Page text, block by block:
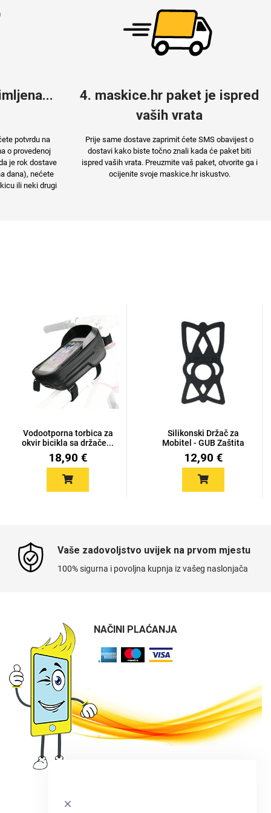
potvrdu na
o provedenoj
je rok dostave
dana), nećete
ili neki drugi
4. maskice.hr paket je ispred
vaših vrata
Prije same dostave zaprimit ćete SMS obavijest o
dostavi kako biste točno znali kada će paket biti
ispred vaših vrata. Preuzmite vaš paket, otvorite ga i
ocijenite svoje maskice.hr iskustvo.
Vodootporna torbica za
okvir bicikla sa držače...
18,90 €
Silikonski Držač za
Mobitel - GUB Zaštita
12,90 €
Vaše zadovoljstvo uvijek na prvom mjestu
100% sigurna i povoljna kupnja iz vašeg naslonjača
NAČINI PLAĆANJA